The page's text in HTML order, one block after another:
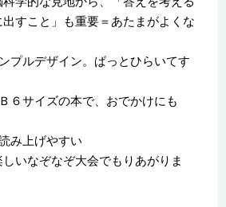
すこと」も重要＝あたまがよくな
プルデザイン。ぱっとひらいてす
６サイズの本で、おでかけにも
み上げやすい
いなぞなぞ大会でもりあがりま